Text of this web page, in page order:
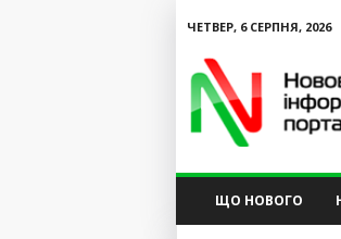
ЧЕТВЕР, 6 СЕРПНЯ, 2026
ЩО НОВОГО